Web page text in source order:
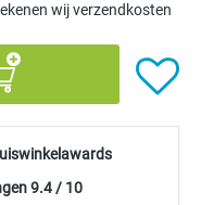
wij verzendkosten
9.4 / 10